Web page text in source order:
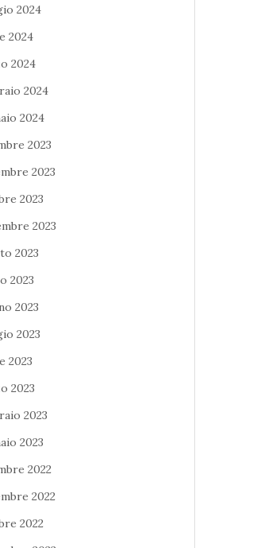
2024
2024
2024
2024
2024
2023
2023
2023
2023
2023
2023
2023
2023
2023
2023
2023
2023
2022
2022
2022